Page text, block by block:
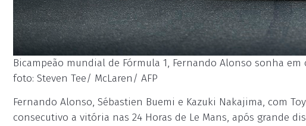
Bicampeão mundial de Fórmula 1, Fernando Alonso sonha
foto: Steven Tee/ McLaren/ AFP
Fernando Alonso, Sébastien Buemi e Kazuki Nakajima, com
consecutivo a vitória nas 24 Horas de Le Mans, após grande